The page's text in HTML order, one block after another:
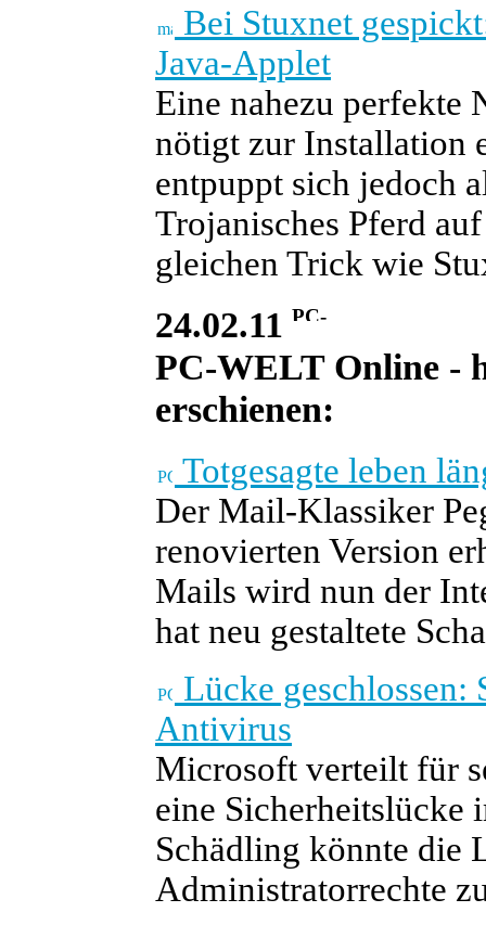
Bei Stuxnet
Java-Applet
Eine nahezu perfekte
nötigt zur Installation
entpuppt sich jedoch
Trojanisches Pferd
gleichen Trick wie
24.02.11
PC-WELT Online -
erschienen:
Totgesagte leben
Der Mail-Klassiker
renovierten Version
Mails wird nun der
hat neu gestaltete
Lücke
Antivirus
Microsoft verteilt für
eine Sicherheitslücke
Schädling könnte die
Administratorrechte